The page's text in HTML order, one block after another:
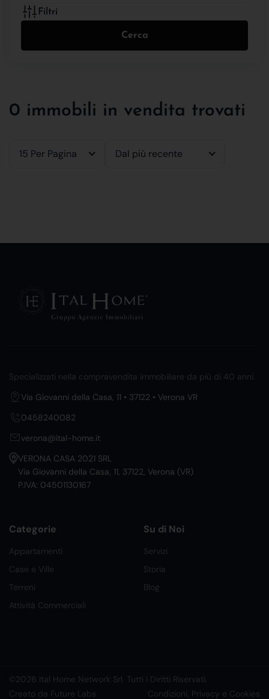
Filtri
Cerca
0 immobili in vendita trovati
15 Per Pagina Dal più recente
Specializzati nella compravendita immobiliare da più di 40 anni.
Via Giovanni della Casa, 11 • 37122 • Verona VR
0458240082
verona@ital-home.it
VERONA CASA 2021 SRL
Via Giovanni della Casa, 11, 37122, Verona (VR)
P.IVA: 04501130167
Categorie
Appartamenti
Case e Ville
Terreni
Attività Commerciali
Su di Noi
Servizi
Storia
Blog
©2026 Ital Home Network Srl. Tutti i Diritti Riservati.
Creato da Future Labs
Condizioni, Privacy e Cookies